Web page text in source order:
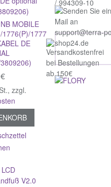
MOBILE
1776(P)/1777
DE
,zzgl.